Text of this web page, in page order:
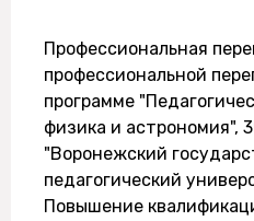
Профессиональная
профессиональной
программе
физика и астрономия",
"Воронежский
педагогический
Повышение